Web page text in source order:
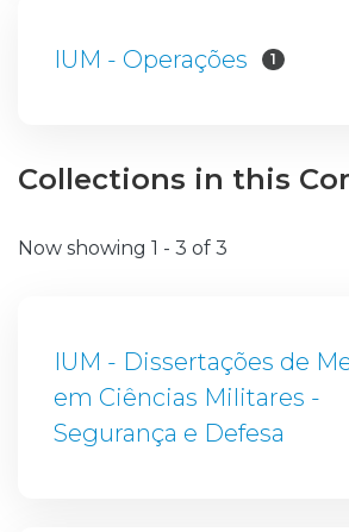
IUM - Operações 1
Collections in this
Now showing 1 - 3 of 3
IUM - Dissertações de
em Ciências Militares -
Segurança e Defesa